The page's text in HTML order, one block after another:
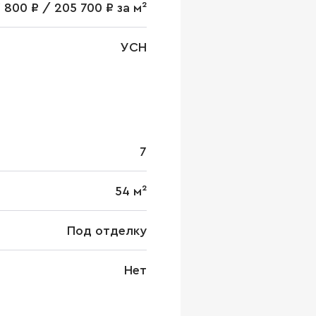
800 ₽ / 205 700 ₽ за м²
УСН
7
54 м²
Под отделку
Нет